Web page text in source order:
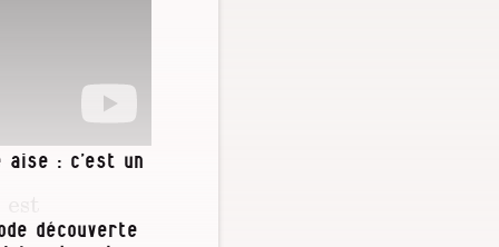
: c’est un
découverte